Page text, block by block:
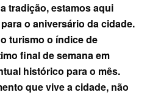
tradição, estamos aqui
o aniversário da cidade.
turismo o índice de
final de semana em
histórico para o mês.
que vive a cidade, não